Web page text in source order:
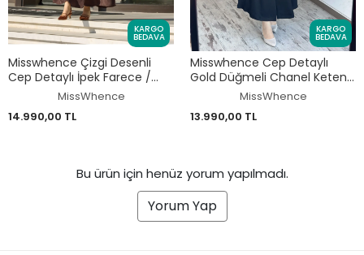
KARGO
BEDAVA
Misswhence Çizgi Desenli
Cep Detaylı İpek Farece /
Pardesü 39828MissWhence
14.990,00 TL
KARGO
BEDAVA
Misswhence Cep Detaylı
Gold Düğmeli Chanel Keten
Yelek 39705MissWhence
13.990,00 TL
Bu ürün için henüz yorum yapılmadı.
Yorum Yap